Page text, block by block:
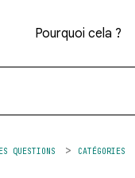
Pourquoi cela ?
QUESTIONS CATÉGORIES